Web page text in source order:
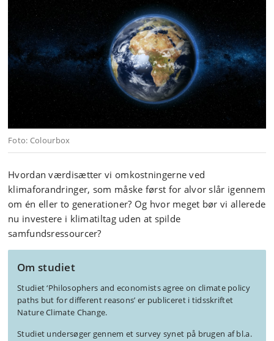
Foto: Colourbox
Hvordan værdisætter vi omkostningerne ved
klimaforandringer, som måske først for alvor slår igennem
om én eller to generationer? Og hvor meget bør vi allerede
nu investere i klimatiltag uden at spilde
samfundsressourcer?
Om studiet
Studiet ‘Philosophers and economists agree on climate policy
paths but for different reasons’ er publiceret i tidsskriftet
Nature Climate Change.
Studiet undersøger gennem et survey synet på brugen af bl.a.